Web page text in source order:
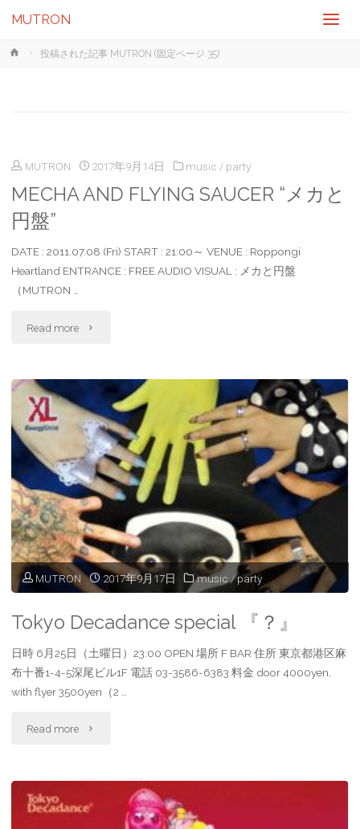
MUTRON
ホ
投稿された記事 MUTRON (固定ページ 35)
MUTRON 2017年9月14日 music / party
MECHA AND FLYING SAUCER “メカと
円盤”
DATE : 2011.07.08 (Fri) START : 21:00～ VENUE : Roppongi
Heartland ENTRANCE : FREE AUDIO VISUAL : メカと円盤
（MUTRON …
Read more "MECHA
SAUCER
“メ
カ
と
円
盤”"
MUTRON 2017年9月17日 music /party
Tokyo Decadance special 『？』
日時 6月25日（土曜日）23:00 OPEN 場所 F BAR 住所 東京都港区麻
布十番1-4-5深尾ビル1F 電話 03-3586-6383 料金 door 4000yen,
with flyer 3500yen（2 …
Read more "Tokyo